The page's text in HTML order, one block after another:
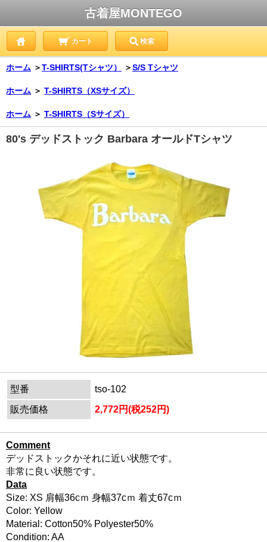
古着屋MONTEGO
カート 検索
ホーム ＞T-SHIRTS(Tシャツ） ＞S/S Tシャツ
ホーム ＞ T-SHIRTS（XSサイズ）
ホーム ＞ T-SHIRTS（Sサイズ）
80's デッドストック Barbara オールドTシャツ
型番
tso-102
販売価格
2,772円(税252円)
Comment
デッドストックかそれに近い状態です。
非常に良い状態です。
Data
Size: XS 肩幅36cｍ 身幅37cｍ 着丈67cｍ
Color: Yellow
Material: Cotton50% Polyester50%
Condition: AA